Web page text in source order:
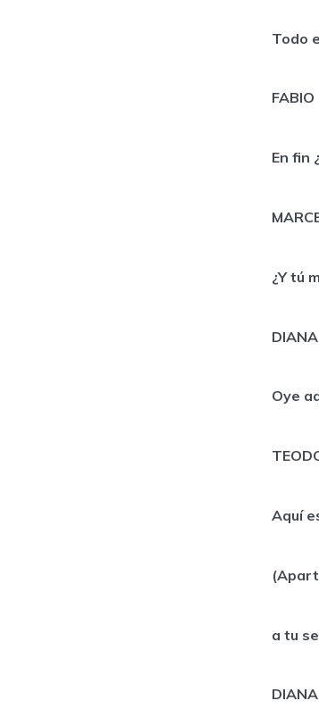
Todo
FABIO
En fin
¿Y tú
DIANA
Oye
Aquí
a tu
DIANA